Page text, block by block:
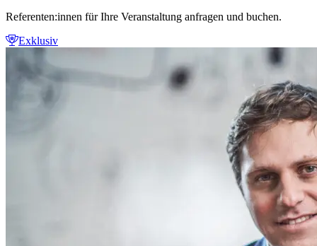
Referenten:innen für Ihre Veranstaltung anfragen und buchen.
Exklusiv